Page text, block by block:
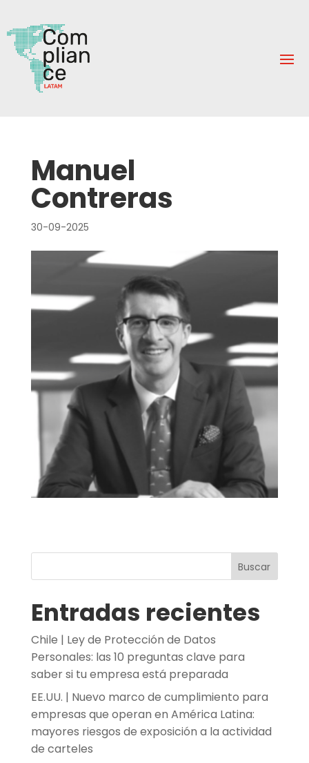
Manuel
Contreras
30-09-2025
Buscar
Entradas recientes
Chile | Ley de Protección de Datos
Personales: las 10 preguntas clave para
saber si tu empresa está preparada
EE.UU. | Nuevo marco de cumplimiento para
empresas que operan en América Latina:
mayores riesgos de exposición a la actividad
de carteles